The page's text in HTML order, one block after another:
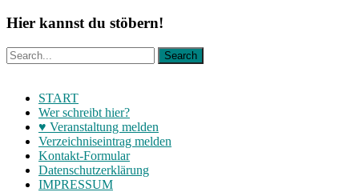
Hier kannst du stöbern!
START
Wer schreibt hier?
♥ Veranstaltung melden
Verzeichniseintrag melden
Kontakt-Formular
Datenschutzerklärung
IMPRESSUM